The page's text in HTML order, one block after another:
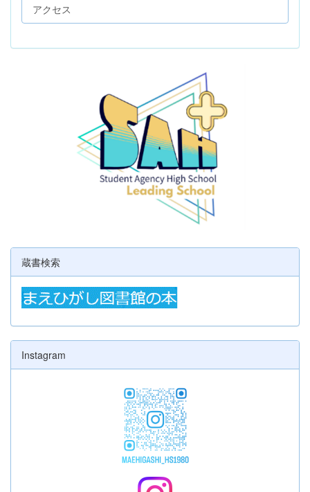
アクセス
蔵書検索
Instagram